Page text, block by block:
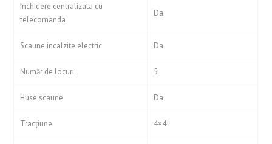
închidere centralizata cu
telecomanda
Da
Scaune incalzite electric Da
Număr de locuri 5
Huse scaune Da
Tracţiune 4×4